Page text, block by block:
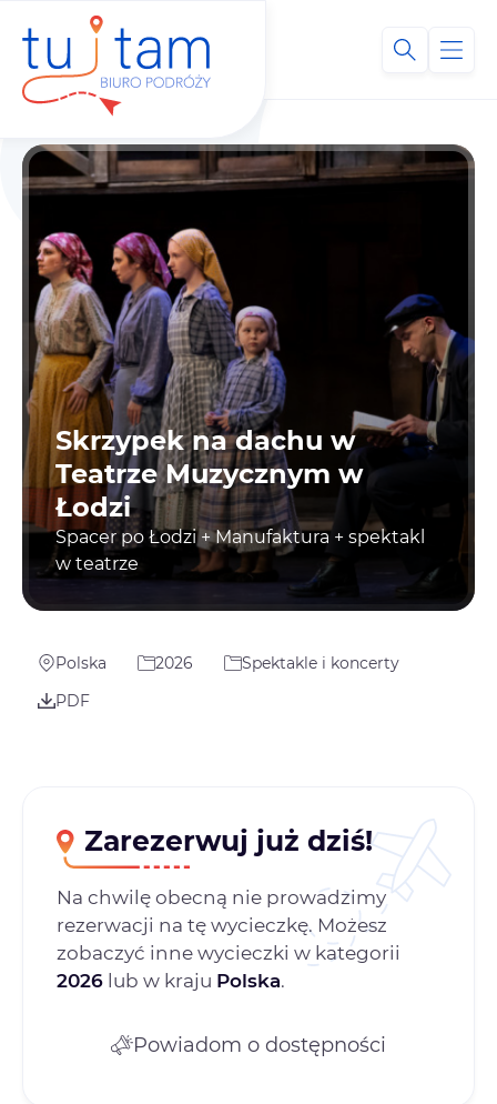
Skrzypek na dachu w
Teatrze Muzycznym w
Łodzi
Spacer po Łodzi + Manufaktura + spektakl
w teatrze
Polska 2026
Spektakle i koncerty
PDF
Zarezerwuj już dziś!
Na chwilę obecną nie prowadzimy
rezerwacji na tę wycieczkę. Możesz
zobaczyć inne wycieczki w kategorii
2026 lub w kraju Polska.
Powiadom o dostępności